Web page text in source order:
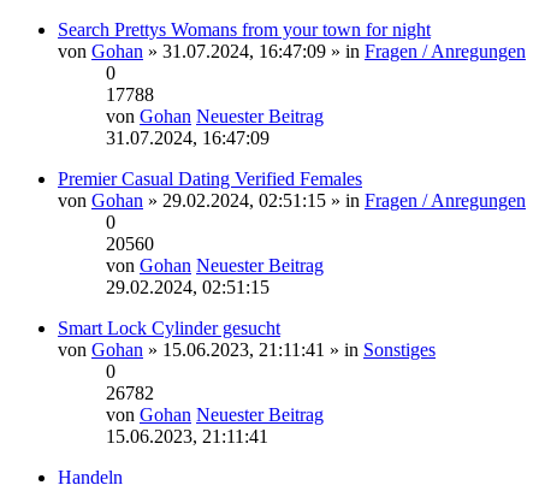
Search Prettys Womans from your town for night
von Gohan » 31.07.2024, 16:47:09 » in Fragen / Anregungen
0
17788
von Gohan Neuester Beitrag
31.07.2024, 16:47:09
Premier Сasual Dating Verified Females
von Gohan » 29.02.2024, 02:51:15 » in Fragen / Anregungen
0
20560
von Gohan Neuester Beitrag
29.02.2024, 02:51:15
Smart Lock Cylinder gesucht
von Gohan » 15.06.2023, 21:11:41 » in Sonstiges
0
26782
von Gohan Neuester Beitrag
15.06.2023, 21:11:41
Handeln